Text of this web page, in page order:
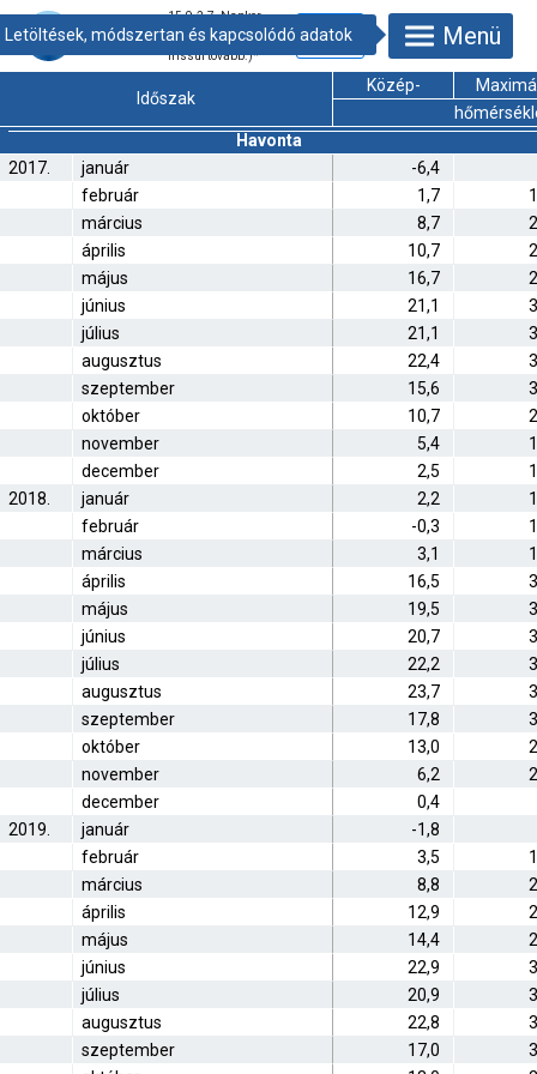
15.9.2.7. Napkor
időjárási adatai
(Archív tábla, nem
frissül tovább.)*
Menü
Időszak
Közép-
Havonta
2017.
január
-6,4
február
1,7
március
8,7
április
10,7
május
16,7
június
21,1
július
21,1
augusztus
22,4
szeptember
15,6
október
10,7
november
5,4
december
2,5
2018.
január 2,2
február
-0,3
március
3,1
április
16,5
május
19,5
június
20,7
július
22,2
augusztus
23,7
szeptember
17,8
október
13,0
november
6,2
december
0,4
2019.
január
-1,8
február
3,5
március
8,8
április
12,9
május
14,4
június
22,9
július
20,9
augusztus
22,8
szeptember
17,0